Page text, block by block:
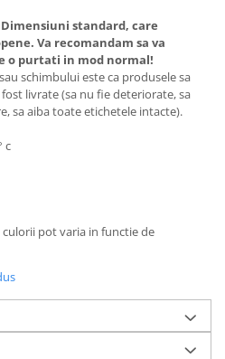
standard, care
Va recomandam sa va
o purtati in mod normal!
schimbului este ca produsele sa
livrate (sa nu fie deteriorate, sa
sa aiba toate etichetele intacte).
c
pot varia in functie de